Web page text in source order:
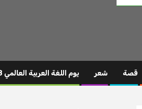
قصة شعر يوم اللغة العربية العالمي 18 كانون الأول